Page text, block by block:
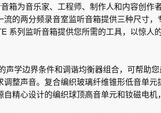
箱为音乐家、工程师、制作人和内容创作
流的两分频录音室监听音箱提供三种尺寸
系列监听音箱提供您所需的工具，以惊人
声学边界条件和调谐均衡器组合，可帮助
调整声音。复合编织玻璃纤维锥形低音单
精心设计的编织球顶高音单元和钕磁电机